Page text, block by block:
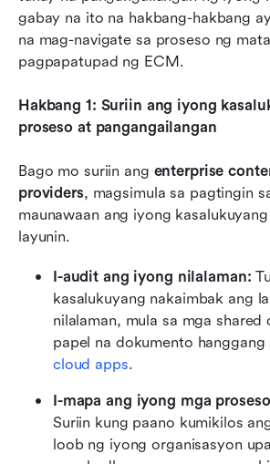
gabay na ito na hakbang-hakbang
na mag-navigate sa proseso ng
pagpapatupad ng ECM.
Hakbang 1: Suriin ang iyong
proseso at pangangailangan
Bago mo suriin ang enterprise
providers, magsimula sa pagtingin
maunawaan ang iyong
layunin.
I-audit ang iyong nilalaman:
kasalukuyang nakaimbak ang
nilalaman, mula sa mga shared
cloud apps.
I-mapa ang iyong mga
Suriin kung paano kumikilos
loob ng iyong organisasyon